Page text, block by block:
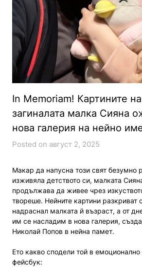
In Memoriam! Картините
загиналата малка Сияна
нова галерия на нейно
Posted on август 2, 2025
Макар да напусна този свят безумно
изживяла детството си, малката
продължава да живее чрез
твореше. Нейните картини разкриват
надраснал малката й възраст, а от
им се насладим в нова галерия,
Николай Попов в нейна памет.
Ето какво сподели той в
фейсбук: